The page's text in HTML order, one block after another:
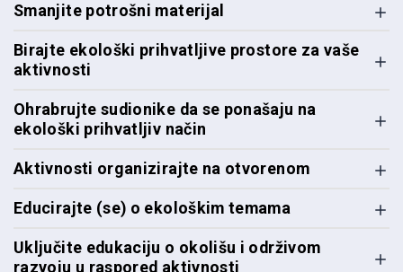
Smanjite potrošni materijal
Birajte ekološki prihvatljive prostore za vaše
aktivnosti
Ohrabrujte sudionike da se ponašaju na
ekološki prihvatljiv način
Aktivnosti organizirajte na otvorenom
Educirajte (se) o ekološkim temama
Uključite edukaciju o okolišu i održivom
razvoju u raspored aktivnosti